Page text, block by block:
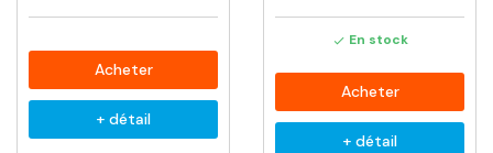
Acheter
+ détail
 En stock
Acheter
+ détail